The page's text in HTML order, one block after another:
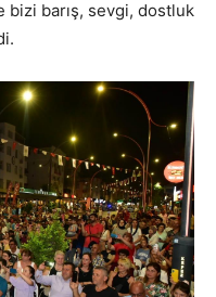
bizi barış, sevgi, dostluk